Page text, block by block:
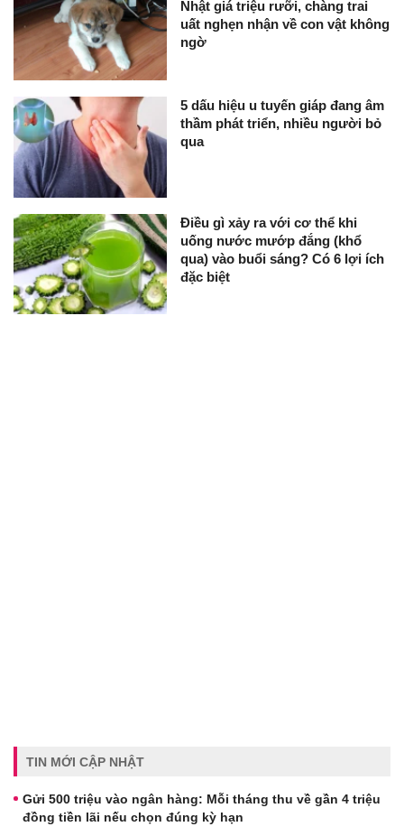
Nhật giá triệu rưỡi, chàng trai
uất nghẹn nhận về con vật không
ngờ
5 dấu hiệu u tuyến giáp đang âm
thầm phát triển, nhiều người bỏ
qua
Điều gì xảy ra với cơ thể khi
uống nước mướp đắng (khổ
qua) vào buổi sáng? Có 6 lợi ích
đặc biệt
TIN MỚI CẬP NHẬT
Gửi 500 triệu vào ngân hàng: Mỗi tháng thu về gần 4 triệu
đồng tiền lãi nếu chọn đúng kỳ hạn